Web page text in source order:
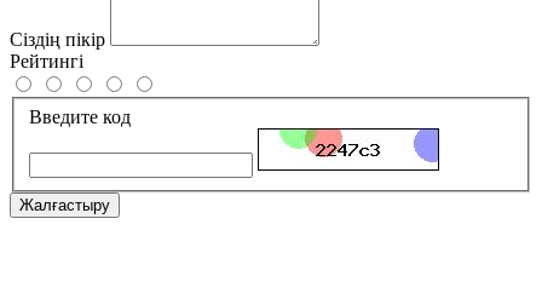
Сіздің пікір
Рейтингі
Введите код
Жалғастыру